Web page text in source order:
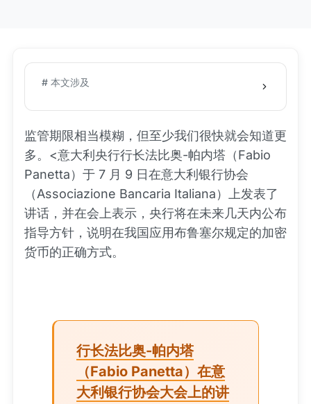
# 本文涉及
监管期限相当模糊，但至少我们很快就会知道更
多。<意大利央行行长法比奥-帕内塔（Fabio
Panetta）于 7 月 9 日在意大利银行协会
（Associazione Bancaria Italiana）上发表了
讲话，并在会上表示，央行将在未来几天内公布
指导方针，说明在我国应用布鲁塞尔规定的加密
货币的正确方式。
行长法比奥-帕内塔
（Fabio Panetta）在意
大利银行协会大会上的讲